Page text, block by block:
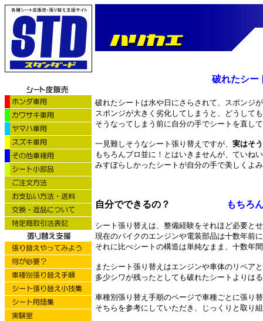
破れたシー
破れたシートは水や日にさらされて、スポンジ
スポンジが大きく劣化してしまうと、どうして
そうなってしまう前に自分の手でシートを直し
一見難しそうなシート張り替えですが、 実はそ
もちろんプロ並に！とはいきませんが、ていね
みすぼらしかったシートが自分の手で美しくよ
自分でできるの？ もちろん
シート張り替えは、整備経験をそれほど必要と
現在のバイクのエンジンや電装部品は十数年前
それに比べシートの構造は単純なまま、十数年
またシート張り替えはエンジンや車体のリペア
多少シワが残ったとしても破れたシートよりは
車種別張り替え手順のページで車種ごとに張り
そちらを参考にしていただき、じっくりと取り